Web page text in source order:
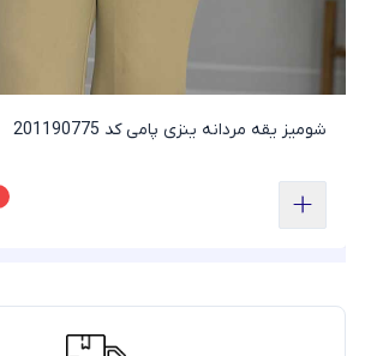
شومیز یقه مردانه ینزی پامی کد 201190775